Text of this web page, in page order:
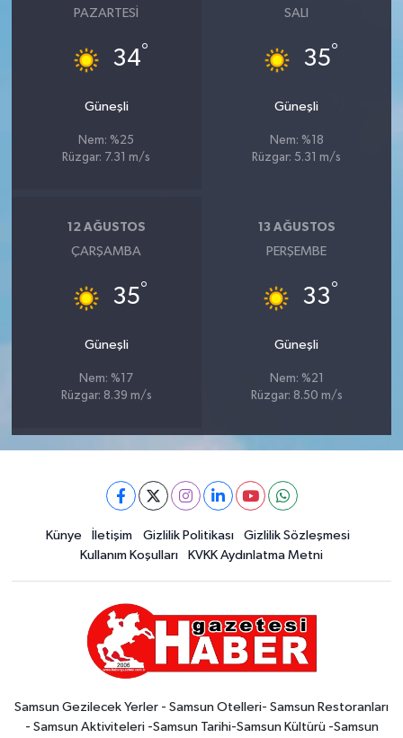
PAZARTESI
34°
Güneşli
Nem: %25
Rüzgar: 7.31 m/s
SALI
35°
Güneşli
Nem: %18
Rüzgar: 5.31 m/s
12 AĞUSTOS
ÇARŞAMBA
35°
Güneşli
Nem: %17
Rüzgar: 8.39 m/s
13 AĞUSTOS
PERŞEMBE
33°
Güneşli
Nem: %21
Rüzgar: 8.50 m/s
Künye İletişim Gizlilik Politikası
Gizlilik Sözleşmesi
Kullanım Koşulları
KVKK Aydınlatma Metni
Samsun Gezilecek Yerler - Samsun Otelleri- Samsun Restoranları
- Samsun Aktiviteleri -Samsun Tarihi-Samsun Kültürü -Samsun